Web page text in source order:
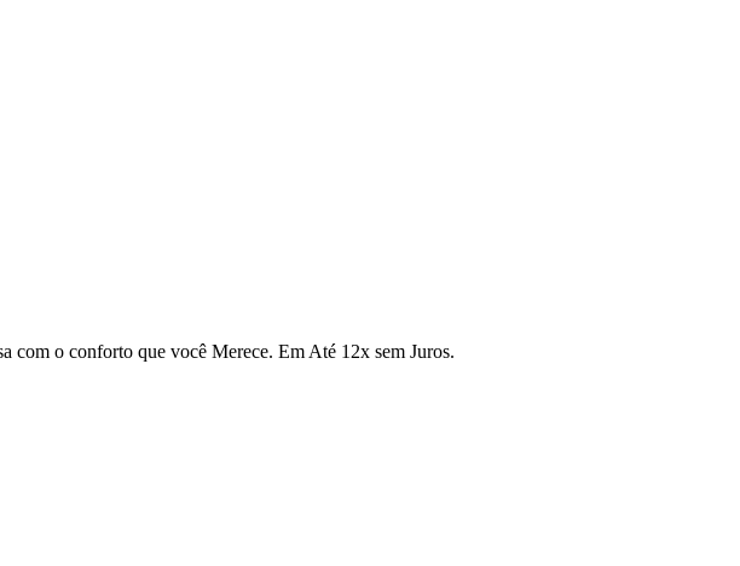
com o conforto que você Merece. Em Até 12x sem Juros.